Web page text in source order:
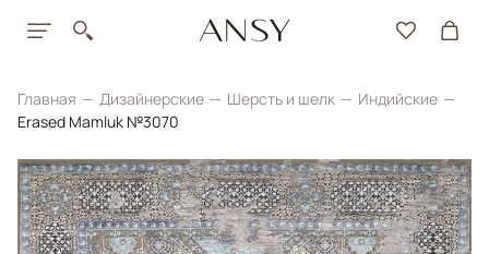
Главная Дизайнерские Шерсть и шелк
Индийские
Erased Mamluk №3070